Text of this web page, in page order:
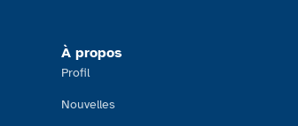
À propos
Profil
Nouvelles